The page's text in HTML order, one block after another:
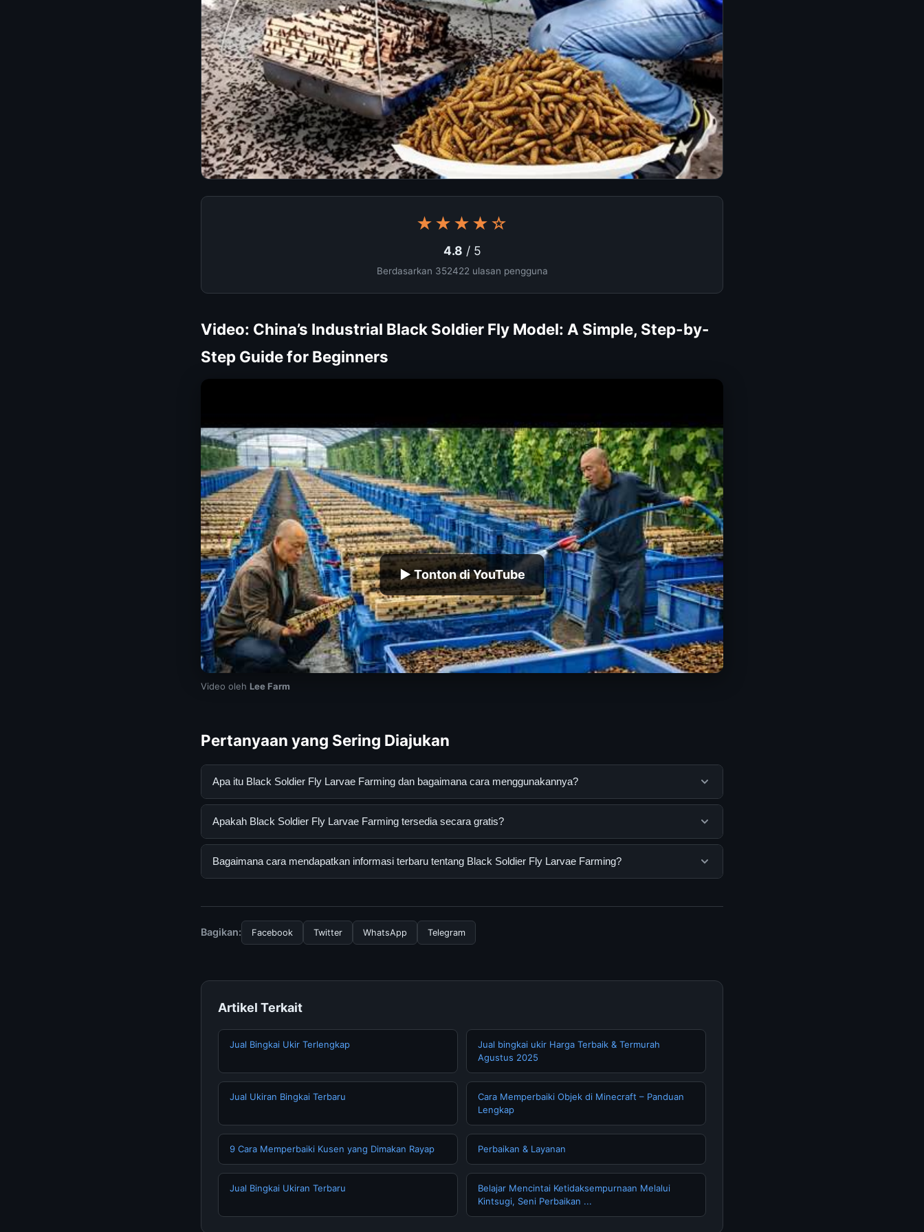
★★★★☆
4.8 / 5
Berdasarkan 352422 ulasan pengguna
Video: China’s Industrial Black Soldier Fly Model: A Simple, Step-by-
Step Guide for Beginners
▶ Tonton di YouTube
Video oleh Lee Farm
Pertanyaan yang Sering Diajukan
Apa itu Black Soldier Fly Larvae Farming dan bagaimana cara menggunakannya?
Black Soldier Fly Larvae Farming adalah layanan digital yang dirancang untuk membantu pengguna
resmi dan mengikuti panduan yang tersedia.
Apakah Black Soldier Fly Larvae Farming tersedia secara gratis?
Ya, Black Soldier Fly Larvae Farming dapat diakses secara gratis oleh semua pengguna. Tidak ada biaya
Bagaimana cara mendapatkan informasi terbaru tentang Black Soldier Fly Larvae Farming?
terpercaya.
Bagikan: Facebook Twitter WhatsApp Telegram
Artikel Terkait
Jual Bingkai Ukir Terlengkap
Jual bingkai ukir Harga Terbaik & Termurah
Agustus 2025
Jual Ukiran Bingkai Terbaru
Cara Memperbaiki Objek di Minecraft – Panduan
Lengkap
9 Cara Memperbaiki Kusen yang Dimakan Rayap Perbaikan & Layanan
Jual Bingkai Ukiran Terbaru
Belajar Mencintai Ketidaksempurnaan Melalui
Kintsugi, Seni Perbaikan ...